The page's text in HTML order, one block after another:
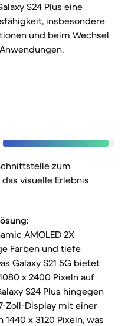
S24 Plus eine
insbesondere
und beim Wechsel
zum
visuelle Erlebnis
AMOLED 2X
Farben und tiefe
Galaxy S21 5G bietet
x 2400 Pixeln auf
S24 Plus hingegen
Zoll-Display mit einer
x 3120 Pixeln, was